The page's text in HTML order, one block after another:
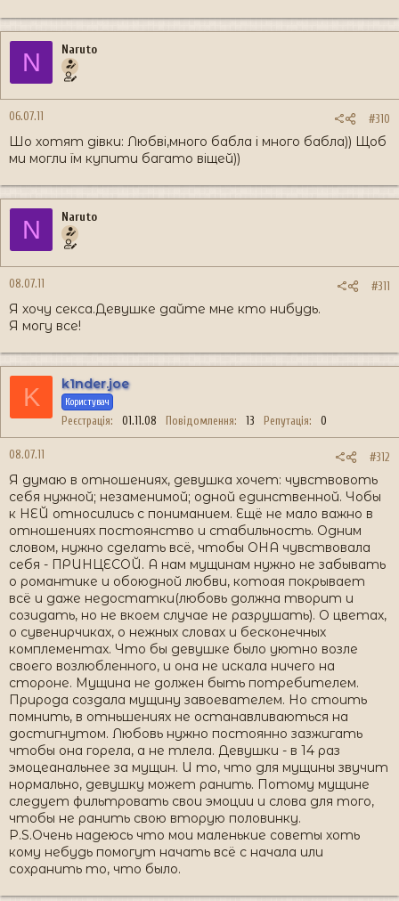
N Naruto
06.07.11 #310
Шо хотят дівки: Любві,много бабла і много бабла)) Щоб
ми могли їм купити багато віщей))
N Naruto
08.07.11 #311
Я хочу секса.Девушке дайте мне кто нибудь.
Я могу все!
K k1nder.joe
Користувач
Реєстрація 01.11.08 Повідомлення 13 Репутація 0
08.07.11 #312
Я думаю в отношениях, девушка хочет: чувствовоть
себя нужной; незаменимой; одной единственной. Чобы
к НЕЙ относились с пониманием. Ещё не мало важно в
отношениях постоянство и стабильность. Одним
словом, нужно сделать всё, чтобы ОНА чувствовала
себя - ПРИНЦЕСОЙ. А нам мущинам нужно не забывать
о романтике и обоюдной любви, котоая покрывает
всё и даже недостатки(любовь должна творит и
созидать, но не вкоем случае не разрушать). О цветах,
о сувенирчиках, о нежных словах и бесконечных
комплементах. Что бы девушке было уютно возле
своего возлюбленного, и она не искала ничего на
стороне. Мущина не должен быть потребителем.
Природа создала мущину завоевателем. Но стоить
помнить, в отньшениях не останавливаються на
достигнутом. Любовь нужно постоянно зазжигать
чтобы она горела, а не тлела. Девушки - в 14 раз
эмоцеанальнее за мущин. И то, что для мущины звучит
нормально, девушку может ранить. Потому мущине
следует фильтровать свои эмоции и слова для того,
чтобы не ранить свою вторую половинку.
P.S.Очень надеюсь что мои маленькие советы хоть
кому небудь помогут начать всё с начала или
сохранить то, что было.